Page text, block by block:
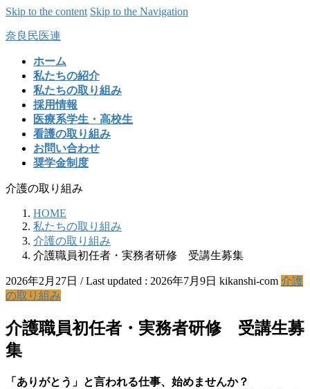
Skip to the content Skip to the Navigation
奈良民医連
ホーム
私たちの紹介
私たちの取り組み
採用情報
医療系学生・高校生
看護の取り組み
お問い合わせ
奨学金制度
介護の取り組み
HOME
私たちの取り組み
介護の取り組み
介護職員初任者・実務者研修 受講生募集
2026年2月27日 / Last updated : 2026年7月9日 kikanshi-com 介護
の取り組み
介護職員初任者・実務者研修 受講生募
集
「ありがとう」と言われる仕事、始めませんか？